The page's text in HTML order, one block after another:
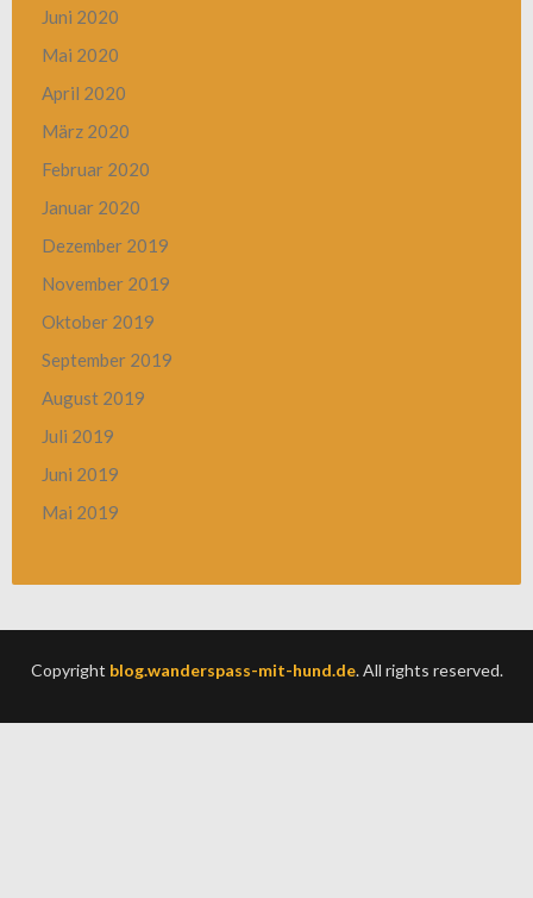
Juni 2020
Mai 2020
April 2020
März 2020
Februar 2020
Januar 2020
Dezember 2019
November 2019
Oktober 2019
September 2019
August 2019
Juli 2019
Juni 2019
Mai 2019
Copyright blog.wanderspass-mit-hund.de. All rights reserved.